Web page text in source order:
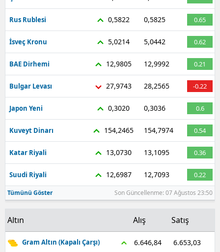
Malatya
Kahramanmaraş
Mardin
Muğla
Nevşehir
Niğde
Ordu
Rize
Sakarya
Rus Rublesi 0,5822 0,5825 0.65
İsveç Kronu 5,0214 5,0442 0.62
BAE Dirhemi 12,9805 12,9992 0.21
Bulgar Levası 27,9743 28,2565 -0.22
Japon Yeni 0,3020 0,3036 0.6
Kuveyt Dinarı 154,2465 154,7974 0.54
Katar Riyali 13,0730 13,1095 0.36
Suudi Riyali 12,6987 12,7093 0.22
Tümünü Göster Son Güncellenme: 07 Ağustos 23:50
Altın Alış Satış
Gram Altın (Kapalı Çarşı) 6.646,84 6.653,03